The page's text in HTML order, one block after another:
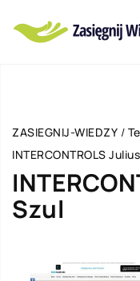
ZASIEGNIJ-WIEDZY /
INTERCONTROLS
Szul